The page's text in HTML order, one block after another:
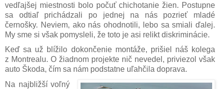
vedľajšej miestnosti bolo počuť chichotanie žien. Postupne
sa odtiaľ prichádzali po jednej na nás pozrieť mladé
černošky. Neviem, ako nás ohodnotili, lebo sa smiali ďalej.
My sme si však pomysleli, že toto je asi relikt diskriminácie.
Keď sa už blížilo dokončenie montáže, prišiel náš kolega
z Montrealu. O žiadnom projekte nič nevedel, priviezol však
auto Škoda, čím sa nám podstatne uľahčila doprava.
Na najbližší voľný